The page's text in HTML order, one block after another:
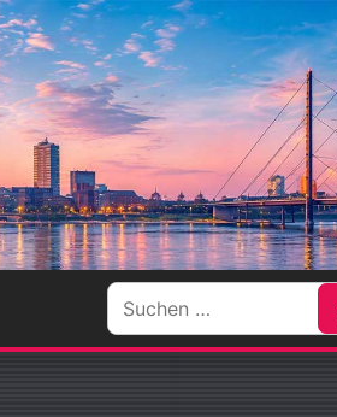
Suche
nach: